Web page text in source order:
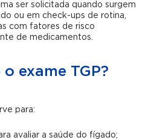
ser solicitada quando surgem
ou em check-ups de rotina,
com fatores de risco
de medicamentos.
o exame TGP?
para:
avaliar a saúde do fígado;